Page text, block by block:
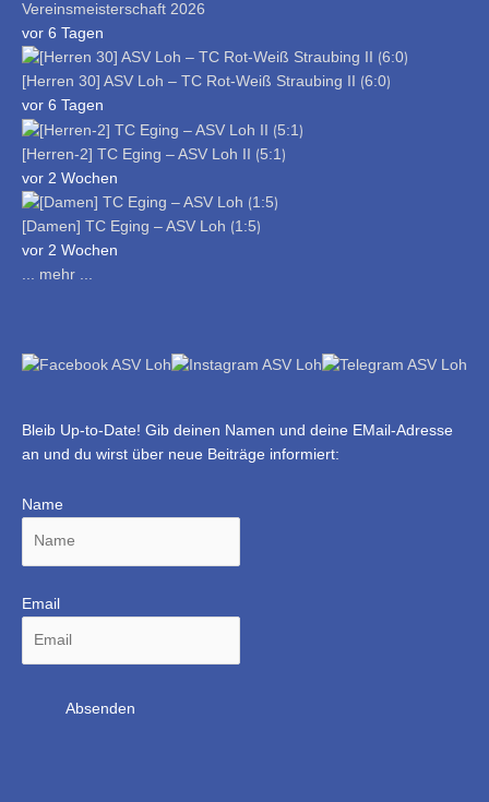
Vereinsmeisterschaft 2026
vor 6 Tagen
[Herren 30] ASV Loh – TC Rot-Weiß Straubing II ⟮6:0⟯
vor 6 Tagen
[Herren-2] TC Eging – ASV Loh II ⟮5:1⟯
vor 2 Wochen
[Damen] TC Eging – ASV Loh ⟮1:5⟯
vor 2 Wochen
... mehr ...
Bleib Up-to-Date! Gib deinen Namen und deine EMail-Adresse
an und du wirst über neue Beiträge informiert:
Name
Email